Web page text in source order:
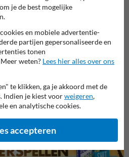
Scheepvaartborden BPR
je de best mogelijke
en mobiele advertentie-
partijen gepersonaliseerde en
tonen
weten? Lees hier alles over ons
te klikken, ga je akkoord met de
Indien je kiest voorweigeren,
en analytische cookies.
accepteren